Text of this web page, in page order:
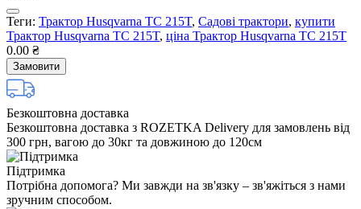
Теги: Трактор Husqvarna TС 215T, Садові трактори, купити
Трактор Husqvarna TС 215T, ціна Трактор Husqvarna TС 215T
0.00 ₴
Замовити
Безкоштовна доставка
Безкоштовна доставка з ROZETKA Delivery для замовлень від
300 грн, вагою до 30кг та довжиною до 120см
Підтримка
Потрібна допомога? Ми завжди на зв'язку – зв'яжіться з нами
зручним способом.